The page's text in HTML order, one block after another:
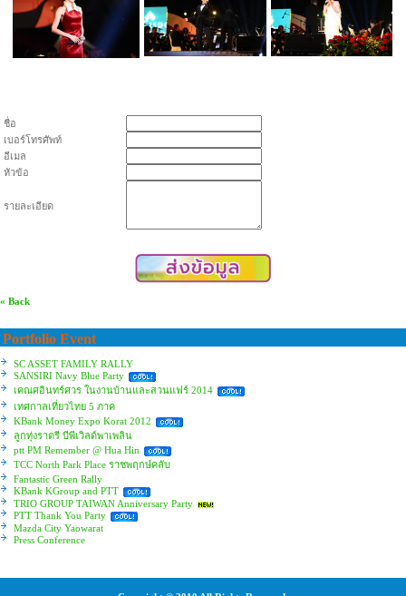
ชื่อ
เบอร์โทรศัพท์
อีเมล
หัวข้อ
รายละเอียด
« Back
Portfolio Event
SC ASSET FAMILY RALLY
SANSIRI Navy Blue Party
เคณศอินทร์ศวร ในงานบ้านและสวนแฟร์ 2014
เทศกาลเที่ยวไทย 5 ภาค
KBank Money Expo Korat 2012
ลูกทุ่งราตรี บีพีเวิลด์พาเพลิน
ptt PM Remember @ Hua Hin
TCC North Park Place ราชพฤกษ์คลับ
Fantastic Green Rally
KBank KGroup and PTT
TRIO GROUP TAIWAN Anniversary Party
PTT Thank You Party
Mazda City Yaowarat
Press Conference